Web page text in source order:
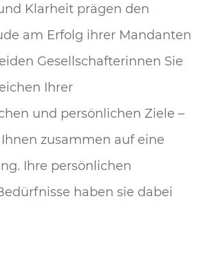
Klarheit prägen den
am Erfolg ihrer Mandanten
Gesellschafterinnen Sie
Ihrer
und persönlichen Ziele –
zusammen auf eine
Ihre persönlichen
haben sie dabei